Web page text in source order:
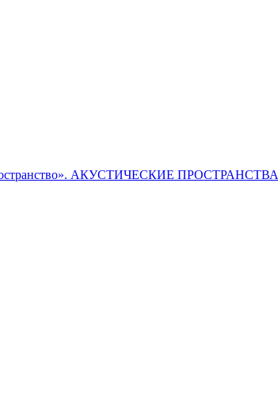
АКУСТИЧЕСКИЕ ПРОСТРАНСТВА